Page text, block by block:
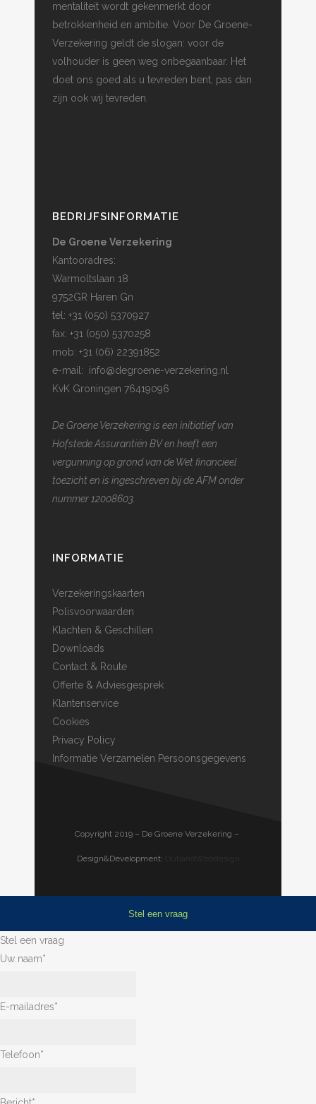
mentaliteit wordt gekenmerkt door
betrokkenheid en ambitie. Voor De Groene-
Verzekering geldt de slogan: voor de
volhouder is geen weg onbegaanbaar. Het
doet ons goed als u tevreden bent, pas dan
zijn ook wij tevreden.
BEDRIJFSINFORMATIE
De Groene Verzekering
Kantooradres:
Warmoltslaan 18
9752GR Haren Gn
tel: +31 (050) 5370927
fax: +31 (050) 5370258
mob: +31 (06) 22391852
e-mail: info@degroene-verzekering.nl
KvK Groningen 76419096
De Groene Verzekering is een initiatief van
Hofstede Assurantiën BV en heeft een
vergunning op grond van de Wet financieel
toezicht en is ingeschreven bij de AFM onder
nummer 12008603.
INFORMATIE
Verzekeringskaarten
Polisvoorwaarden
Klachten & Geschillen
Downloads
Contact & Route
Offerte & Adviesgesprek
Klantenservice
Cookies
Privacy Policy
Informatie Verzamelen Persoonsgegevens
Copyright 2019 – De Groene Verzekering –
Design&Development:
Stel een vraag
Stel een vraag
Uw naam*
E-mailadres*
Telefoon*